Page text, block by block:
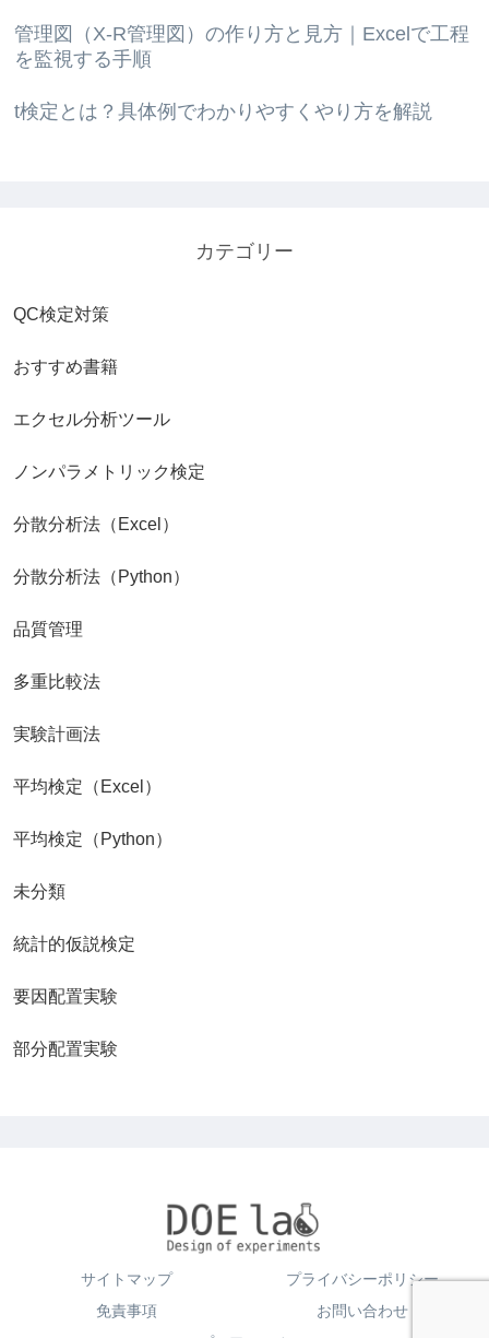
管理図（X-R管理図）の作り方と見方｜Excelで工程
を監視する手順
t検定とは？具体例でわかりやすくやり方を解説
カテゴリー
QC検定対策
おすすめ書籍
エクセル分析ツール
ノンパラメトリック検定
分散分析法（Excel）
分散分析法（Python）
品質管理
多重比較法
実験計画法
平均検定（Excel）
平均検定（Python）
未分類
統計的仮説検定
要因配置実験
部分配置実験
サイトマップ
プライバシーポリシー
免責事項
お問い合わせ